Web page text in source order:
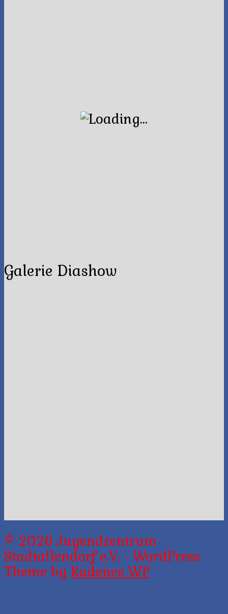
Galerie Diashow
© 2026 Jugendzentrum
Stadtallendorf e.V. - WordPress
Theme by Kadence WP